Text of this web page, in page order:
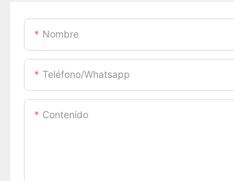
Nombre
Teléfono/whatsapp
Contenido